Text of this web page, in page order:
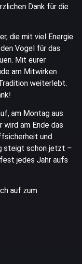
Dank für die
die mit viel Energie
Vogel für das
Mit eurer
am Mitwirken
weiterlebt.
am Montag aus
am Ende das
und
steigt schon jetzt –
jedes Jahr aufs
auf zum